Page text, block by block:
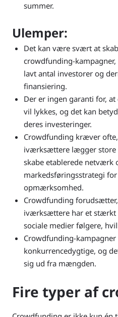
summer.
Ulemper:
Det kan være svært at
crowdfunding-
lavt antal investorer og
finansiering.
Der er ingen garanti for,
vil lykkes, og det kan
deres investeringer.
Crowdfunding kræver
iværksættere lægger store
skabe etablerede netværk
markedsføringsstrategi
opmærksomhed.
Crowdfunding
iværksættere har et stærkt
sociale medier følgere,
Crowdfunding-
konkurrencedygtige, og
sig ud fra mængden.
Fire typer af